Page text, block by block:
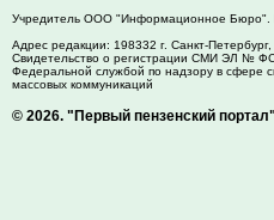
Учредитель ООО "Информационное
Адрес редакции: 198332 г. Санкт-Петербург,
Свидетельство о регистрации СМИ ЭЛ №
Федеральной службой по надзору в сфере
массовых коммуникаций
© 2026. "Первый пензенский